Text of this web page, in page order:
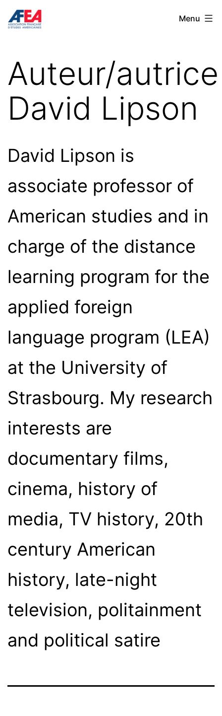
Aller
auCongrès
Menu
Auteur/
David Lipson
David Lipson is
associate professor of
American studies and in
charge of the distance
learning program for the
applied foreign
language program (LEA)
at the University of
Strasbourg. My research
interests are
documentary films,
cinema, history of
media, TV history, 20th
century American
history, late-night
television, politainment
and political satire